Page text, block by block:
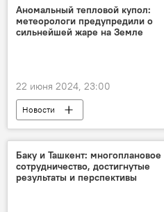
Российская академия наук (РАН)
суперпятно
супервспышка
корональная дыра
магнитное поле
Аномальный тепловой купол:
метеорологи предупредили о
сильнейшей жаре на Земле
22 июня 2024, 23:00
Новости
Национальная метеорологическая
Аномальная жара
тепловой купол
Новая
Баку и Ташкент: многоплановое
сотрудничество, достигнутые
результаты и перспективы